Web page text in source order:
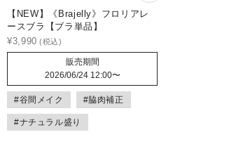
【NEW】《Brajelly》フロリアレ
ースブラ【ブラ単品】
¥3,990
販売期間
2026/06/24 12:00〜
#谷間メイク #脇肉補正
#ナチュラル盛り